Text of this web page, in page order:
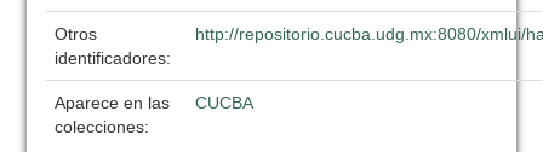
Otros
identificadores:
http://repositorio.cucba.udg.mx:8080/xmlui/
Aparece en las
colecciones:
CUCBA